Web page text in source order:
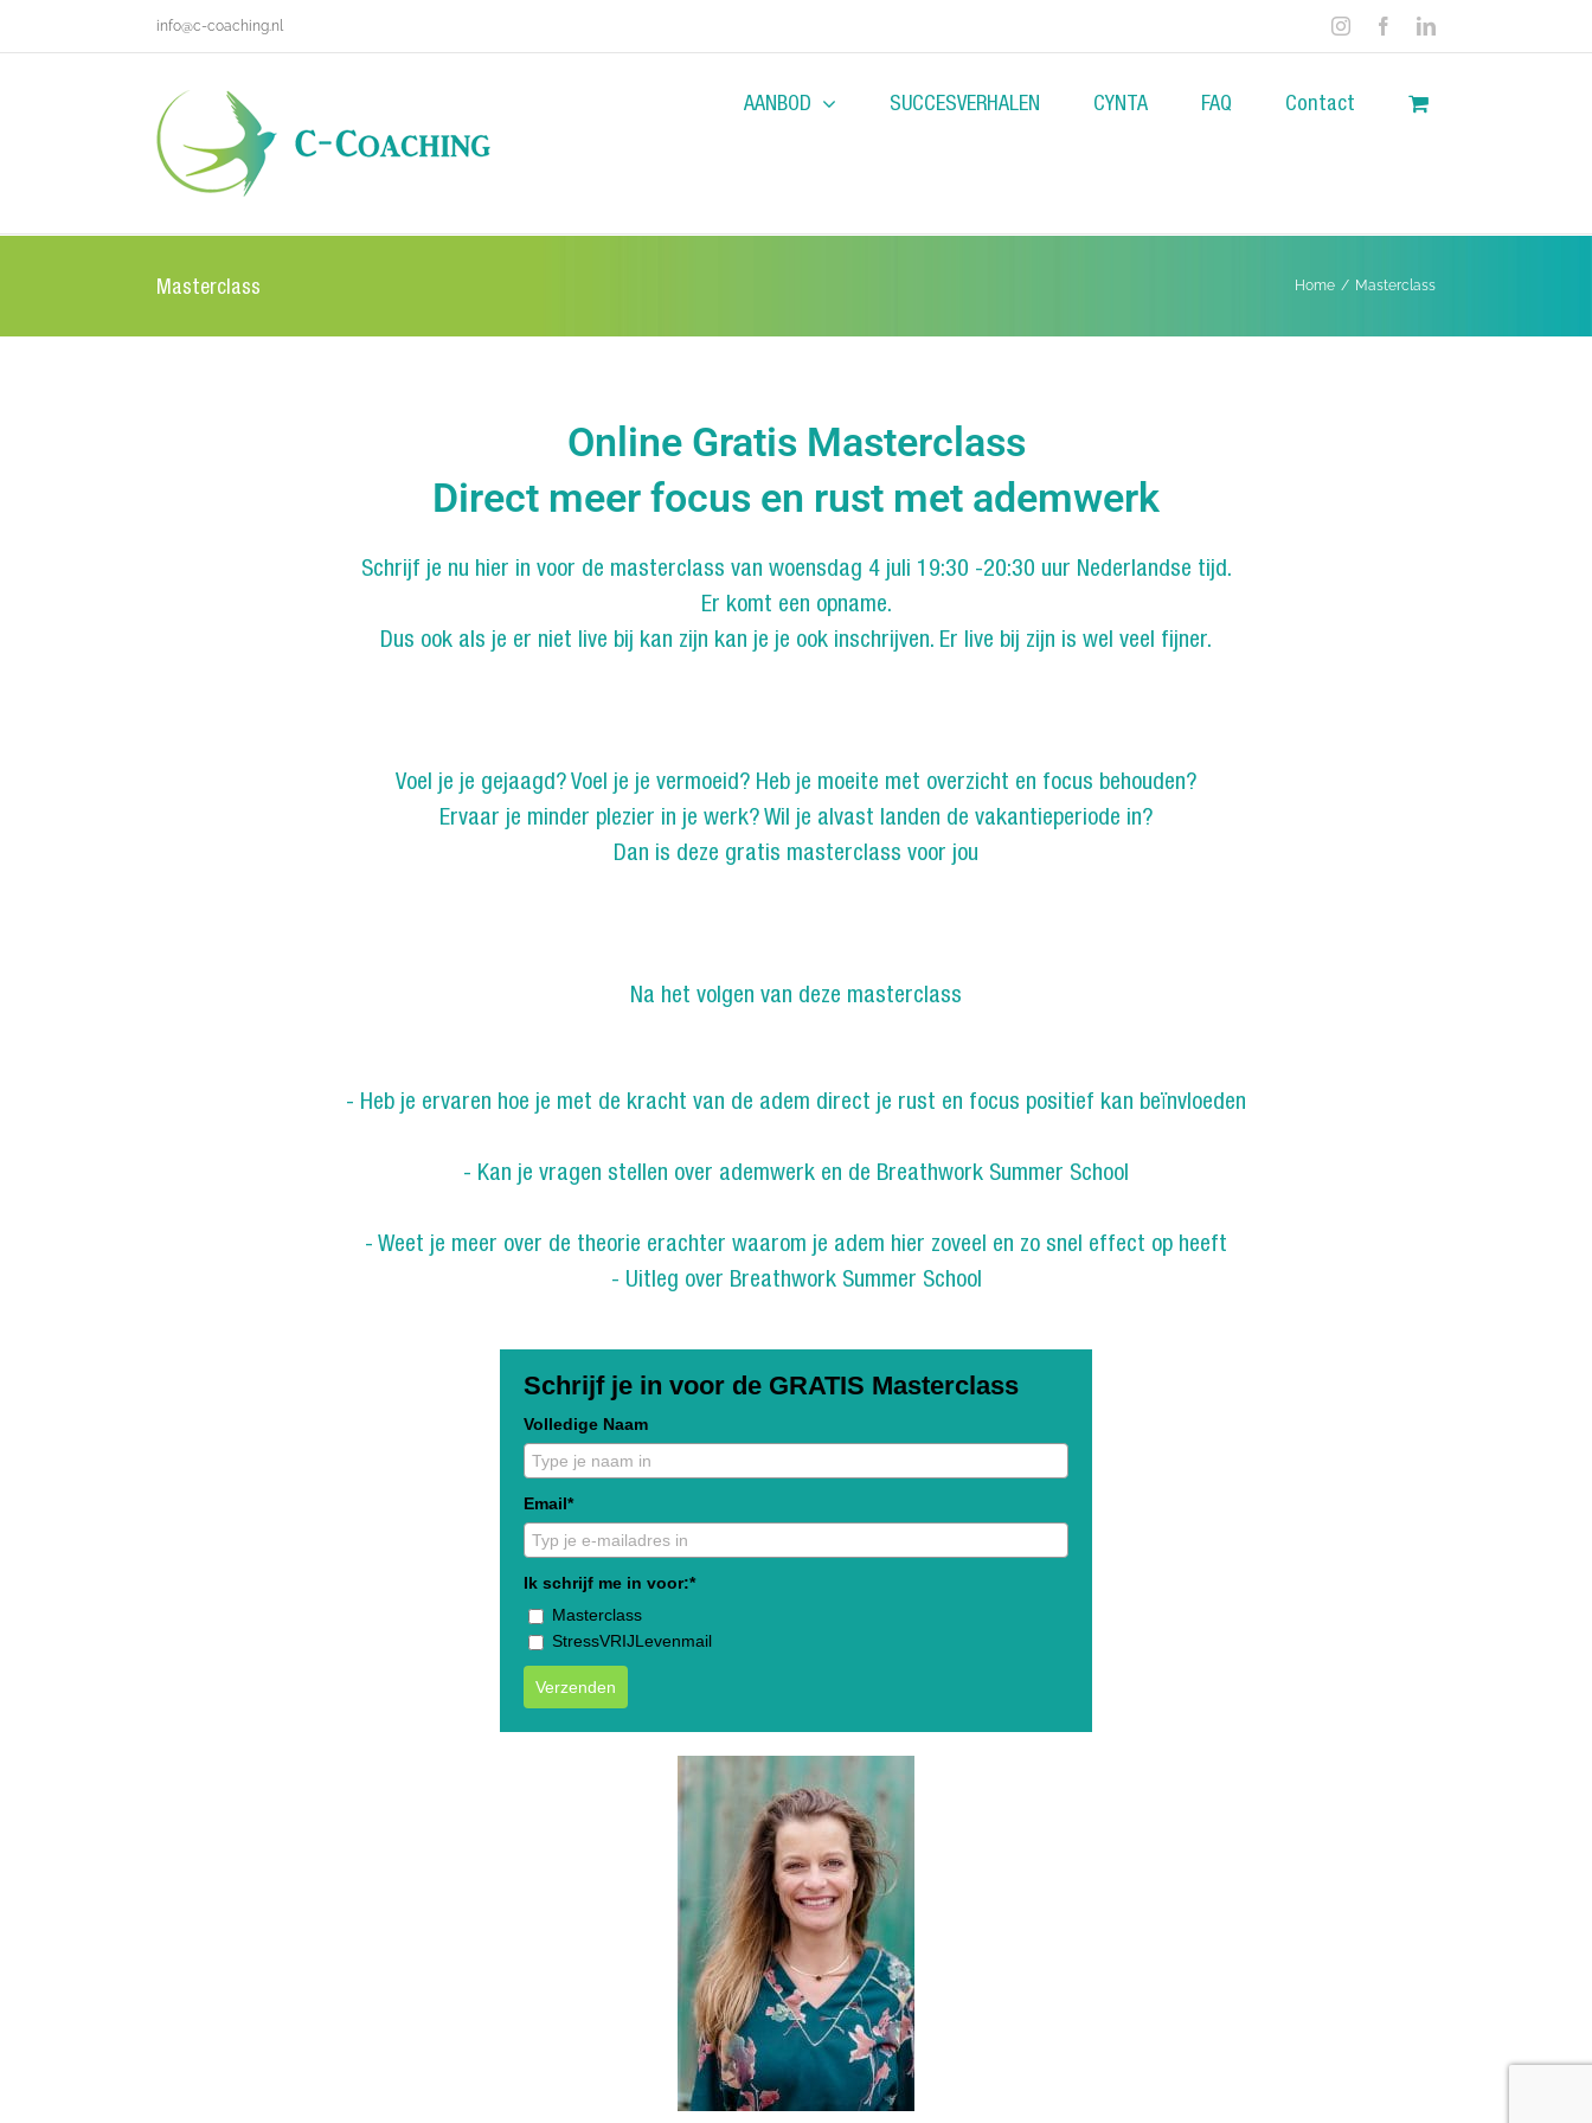
info@c-coaching.nl
AANBOD SUCCESVERHALEN CYNTA FAQ Contact
Masterclass Home / Masterclass
Online Gratis Masterclass
Direct meer focus en rust met ademwerk
Schrijf je nu hier in voor de masterclass van woensdag 4 juli 19:30 -20:30 uur Nederlandse tijd.
Er komt een opname.
Dus ook als je er niet live bij kan zijn kan je je ook inschrijven. Er live bij zijn is wel veel fijner.
Voel je je gejaagd? Voel je je vermoeid? Heb je moeite met overzicht en focus behouden?
Ervaar je minder plezier in je werk? Wil je alvast landen de vakantieperiode in?
Dan is deze gratis masterclass voor jou
Na het volgen van deze masterclass
- Heb je ervaren hoe je met de kracht van de adem direct je rust en focus positief kan beïnvloeden
- Kan je vragen stellen over ademwerk en de Breathwork Summer School
- Weet je meer over de theorie erachter waarom je adem hier zoveel en zo snel effect op heeft
- Uitleg over Breathwork Summer School
Schrijf je in voor de GRATIS Masterclass
Volledige Naam
Email*
Ik schrijf me in voor:*
Masterclass
StressVRIJLevenmail
Verzenden